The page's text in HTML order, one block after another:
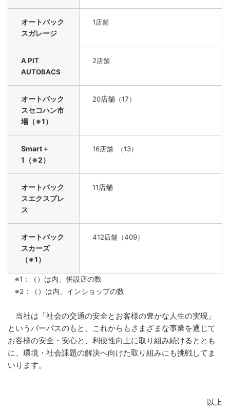
オートバック
スガレージ
1店舗
A PIT
AUTOBACS
2店舗
オートバック
スセコハン市
場（※1）
20店舗 （17）
Smart＋
1（※2）
16店舗 （13）
オートバック
スエクスプレ
ス
11店舗
オートバック
スカーズ
（※1）
412店舗（409）
※1：（）は内、併設店の数
※2：（）は内、インショップの数
当社は「社会の交通の安全とお客様の豊かな人生の実現」
というパーパスのもと、これからもさまざまな事業を通じて
お客様の安全・安心と、利便性向上に取り組み続けるととも
に、環境・社会課題の解決へ向けた取り組みにも挑戦してま
いります。
以上